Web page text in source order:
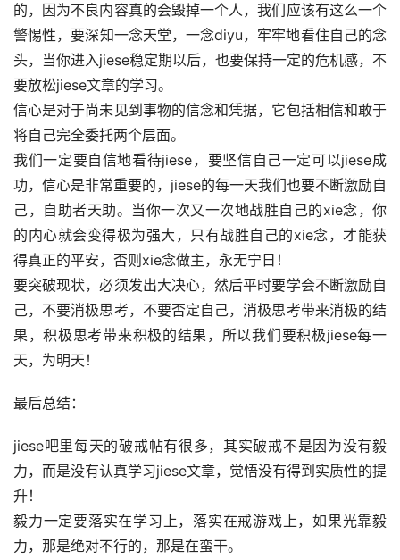
的，因为不良内容真的会毁掉一个人，我们应该有这么一个
警惕性，要深知一念天堂，一念diyu，牢牢地看住自己的念
头，当你进入jiese稳定期以后，也要保持一定的危机感，不
要放松jiese文章的学习。
信心是对于尚未见到事物的信念和凭据，它包括相信和敢于
将自己完全委托两个层面。
我们一定要自信地看待jiese，要坚信自己一定可以jiese成
功，信心是非常重要的，jiese的每一天我们也要不断激励自
己，自助者天助。当你一次又一次地战胜自己的xie念，你
的内心就会变得极为强大，只有战胜自己的xie念，才能获
得真正的平安，否则xie念做主，永无宁日！
要突破现状，必须发出大决心，然后平时要学会不断激励自
己，不要消极思考，不要否定自己，消极思考带来消极的结
果，积极思考带来积极的结果，所以我们要积极jiese每一
天，为明天！
最后总结：
jiese吧里每天的破戒帖有很多，其实破戒不是因为没有毅
力，而是没有认真学习jiese文章，觉悟没有得到实质性的提
升！
毅力一定要落实在学习上，落实在戒游戏上，如果光靠毅
力，那是绝对不行的，那是在蛮干。